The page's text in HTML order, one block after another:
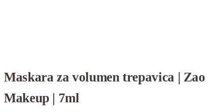
Maskara za volumen trepavica | Zao
Makeup | 7ml